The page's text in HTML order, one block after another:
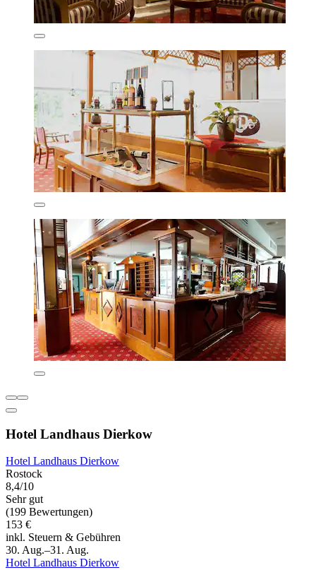
Hotel Landhaus Dierkow
Hotel Landhaus Dierkow
Rostock
8,4/10
Sehr gut
(199 Bewertungen)
153 €
inkl. Steuern & Gebühren
30. Aug.–31. Aug.
Hotel Landhaus Dierkow